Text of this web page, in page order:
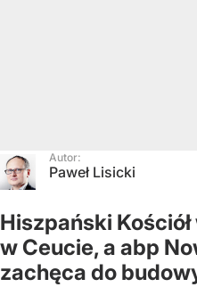
Autor:
Paweł Lisicki
Hiszpański
w Ceucie, a abp
zachęca do